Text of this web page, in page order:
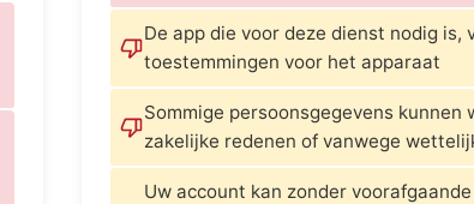
De app die voor deze dienst nodig is,
toestemmingen voor het apparaat
Sommige persoonsgegevens kunnen
zakelijke redenen of vanwege
Uw account kan zonder